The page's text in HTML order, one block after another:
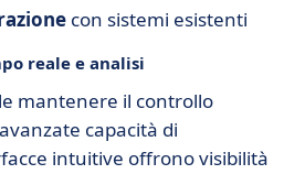
con sistemi esistenti
reale e analisi
mantenere il controllo
capacità di
intuitive offrono visibilità